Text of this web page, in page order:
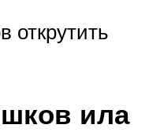
открутить
ила